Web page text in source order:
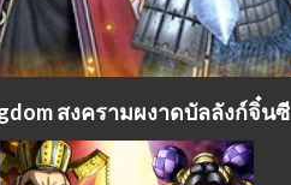
สงครามผงาดบัลลังก์จิ๋นซี